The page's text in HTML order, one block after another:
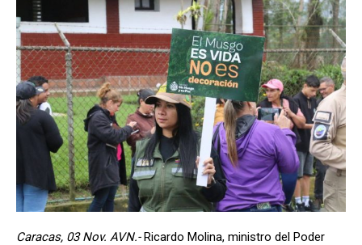
Caracas, 03 Nov. AVN.-Ricardo Molina, ministro del Poder